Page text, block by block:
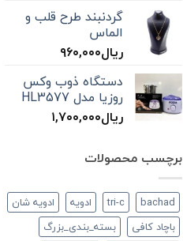
گردنبند طرح قلب و
الماس
ریال۹۶۰,۰۰۰
دستگاه ذوب وکس
روزیا مدل HL3577
ریال۱,۷۰۰,۰۰۰
برچسب محصولات
bachad
tri-c ادویه
ادویه شان
باچاد کافی
بسته_بندی_بزرگ